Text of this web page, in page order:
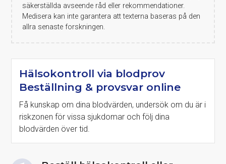
säkerställda avseende råd eller rekommendationer.
Medisera kan inte garantera att texterna baseras på den
allra senaste forskningen.
Hälsokontroll via blodprov
Beställning & provsvar online
Få kunskap om dina blodvärden, undersök om du är i
riskzonen för vissa sjukdomar och följ dina
blodvärden över tid.